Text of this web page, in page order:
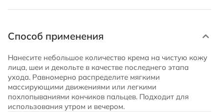
Способ применения
Нанесите небольшое количество крема на чистую кожу
лица, шеи и декольте в качестве последнего этапа
ухода. Равномерно распределите мягкими
массирующими движениями или легкими
похлопываниями кончиков пальцев. Подходит для
использования утром и вечером.